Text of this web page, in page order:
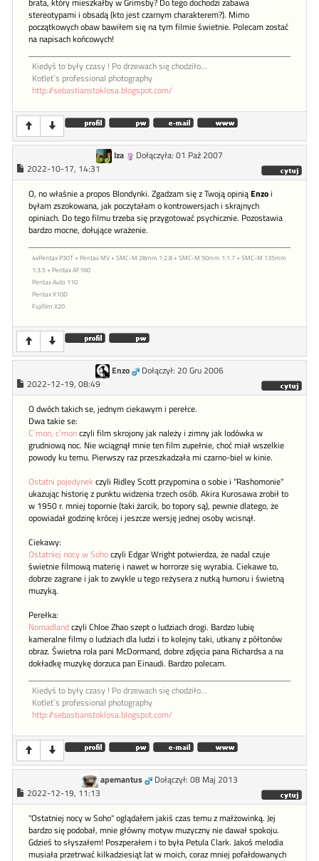
brata, który mieszkałby w Grimsby? Do tego dochodzi zabawa
stereotypami i obsadą (kto jest czarnym charakterem?). Mimo
początkowych obaw bawiłem się na tym filmie świetnie. Polecam zostać
na napisach końcowych!
Kiedyś to były czasy ! Po drzewach się chodziło...
Kotlet`s professional photography
http://sebastianstoklosa.blogspot.com/
Iza
Dołączyła: 01 Paź 2007
2022-10-17, 14:31
O, no właśnie a propos Blondynki. Zgadzam się z Twoją opiniąEnzoi
byłam zszokowana, jak poczytałam o kontrowersjach i skrajnych
opiniach. Do tego filmu trzeba się przygotować psychicznie. Pozostawia
bardzo mocne, dołujące wrażenie.
4xPentax P30T + Pentax MV + SMC-M 28mm 1:2.8 + SMC-M 50mm 1:1.7 + SMC-M 135mm
1:3.5 + Pentax AF160
Pentax Auto 110
Pentax K10D
Fujifilm X20
Enzo
Dołączył: 20 Gru 2006
2022-12-19, 08:49
O dwóch takich se, jednym ciekawym i perełce.
Dwa takie se:
C`mon, c`monczyli film skrojony jak należy i zimny jak lodówka w
grudniową noc. Nie wciągnął mnie ten film zupełnie, choć miał wszelkie
powody ku temu. Pierwszy raz przeszkadzała mi czarno-biel w kinie.
Ostatni pojedynekczyli Ridley Scott przypomina o sobie i "Rashomonie"
ukazując historię z punktu widzenia trzech osób. Akira Kurosawa zrobił to
w 1950 r. mniej topornie (taki żarcik, bo topory są), pewnie dlatego, że
opowiadał godzinę krócej i jeszcze wersję jednej osoby wcisnął.
Ciekawy:
Ostatniej nocy w Sohoczyli Edgar Wright potwierdza, że nadal czuje
świetnie filmową materię i nawet w horrorze się wyrabia. Ciekawe to,
dobrze zagrane i jak to zwykle u tego reżysera z nutką humoru i świetną
muzyką.
Perełka:
Nomadlandczyli Chloe Zhao szept o ludziach drogi. Bardzo lubię
kameralne filmy o ludziach dla ludzi i to kolejny taki, utkany z półtonów
obraz. Świetna rola pani McDormand, dobre zdjęcia pana Richardsa a na
dokładkę muzykę dorzuca pan Einaudi. Bardzo polecam.
Kiedyś to były czasy ! Po drzewach się chodziło...
Kotlet`s professional photography
http://sebastianstoklosa.blogspot.com/
apemantus
Dołączył: 08 Maj 2013
2022-12-19, 11:13
"Ostatniej nocy w Soho" oglądałem jakiś czas temu z małżowinką. Jej
bardzo się podobał, mnie główny motyw muzyczny nie dawał spokoju.
Gdzieś to słyszałem! Poszperałem i to była Petula Clark. Jakoś melodia
musiała przetrwać kilkadziesiąt lat w moich, coraz mniej pofałdowanych